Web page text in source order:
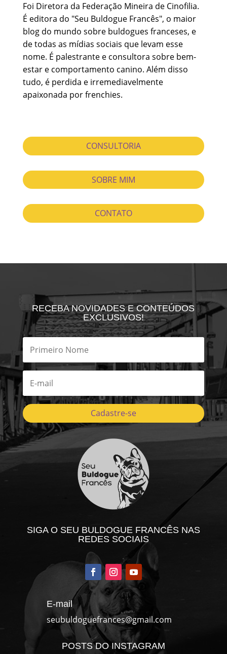
Foi Diretora da Federação Mineira de Cinofilia.
É editora do "Seu Buldogue Francês", o maior
blog do mundo sobre buldogues franceses, e
de todas as mídias sociais que levam esse
nome. É palestrante e consultora sobre bem-
estar e comportamento canino. Além disso
tudo, é perdida e irremediavelmente
apaixonada por frenchies.
CONSULTORIA
SOBRE MIM
CONTATO
RECEBA NOVIDADES E CONTEÚDOS
EXCLUSIVOS!
Cadastre-se
SIGA O SEU BULDOGUE FRANCÊS NAS
REDES SOCIAIS
E-mail
seubuldoguefrances@gmail.com
POSTS DO INSTAGRAM